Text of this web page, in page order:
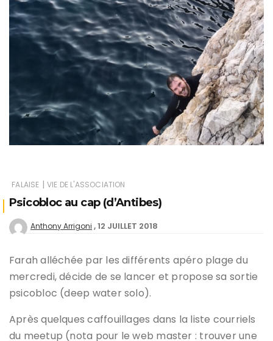
FALAISE | VIE DE L'ASSOCIATION
Psicobloc au cap (d’Antibes)
Anthony Arrigoni 12 JUILLET 2018
Farah alléchée par les différents apéro plage du
mercredi, décide de se lancer et propose sa sortie
psicobloc (deep water solo).
Après quelques caffouillages dans la liste courriels
du meetup (nota pour le web master : trouver une